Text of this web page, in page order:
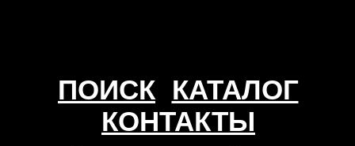
КОНТАКТЫ
ПОИСК КАТАЛОГ